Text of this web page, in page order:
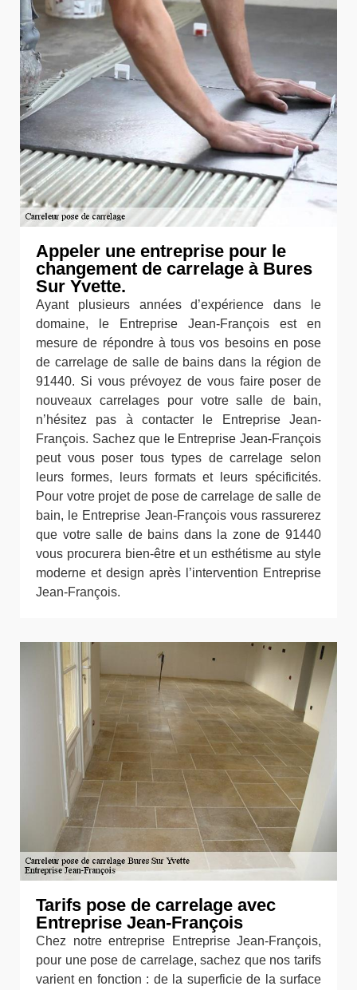
Appeler une entreprise pour le
changement de carrelage à Bures
Sur Yvette.
Ayant plusieurs années d’expérience dans le
domaine, le Entreprise Jean-François est en
mesure de répondre à tous vos besoins en pose
de carrelage de salle de bains dans la région de
91440. Si vous prévoyez de vous faire poser de
nouveaux carrelages pour votre salle de bain,
n’hésitez pas à contacter le Entreprise Jean-
François. Sachez que le Entreprise Jean-François
peut vous poser tous types de carrelage selon
leurs formes, leurs formats et leurs spécificités.
Pour votre projet de pose de carrelage de salle de
bain, le Entreprise Jean-François vous rassurerez
que votre salle de bains dans la zone de 91440
vous procurera bien-être et un esthétisme au style
moderne et design après l’intervention Entreprise
Jean-François.
Tarifs pose de carrelage avec
Entreprise Jean-François
Chez notre entreprise Entreprise Jean-François,
pour une pose de carrelage, sachez que nos tarifs
varient en fonction : de la superficie de la surface